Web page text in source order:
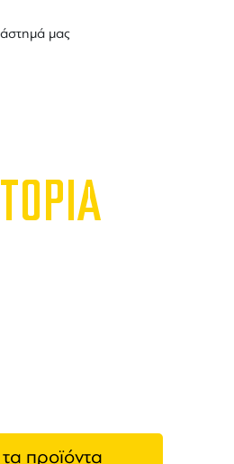
μας
προϊόντα